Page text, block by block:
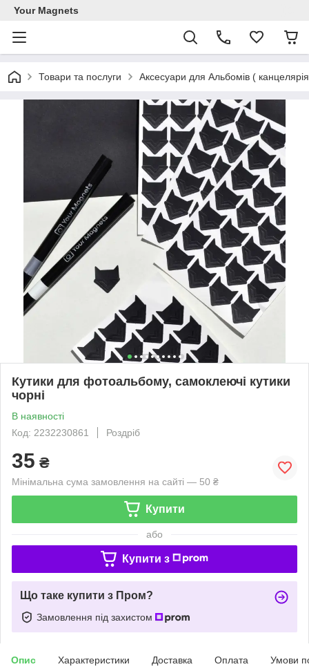
Your Magnets
Товари та послуги Аксесуари для Альбомів (
Кутики для фотоальбому, самоклеючі кутики
чорні
В наявності
Код: 2232230861
Роздріб
35 ₴
Мінімальна сума замовлення на сайті — 50 ₴
Купити
або
Купити з
Що таке купити з Пром?
Замовлення під захистом
Опис Характеристики Доставка Оплата Умови